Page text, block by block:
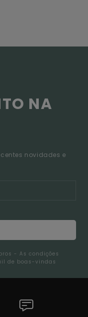
NA
novidades e
- As condições
de boas-vindas